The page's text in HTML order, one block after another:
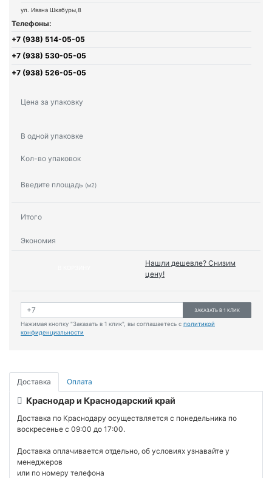
ул. Ивана Шкабуры,8
Телефоны:
+7 (938) 514-05-05
+7 (938) 530-05-05
+7 (938) 526-05-05
Цена за упаковку
В одной упаковке
Кол-во упаковок
Введите площадь (м2)
Итого
Экономия
Нашли дешевле? Снизим
цену!
ЗАКАЗАТЬ В 1 КЛИК
Нажимая кнопку "Заказать в 1 клик", вы соглашаетесь с политикой
конфиденциальности
Доставка Оплата
Краснодар и Краснодарский край
Доставка по Краснодару осуществляется с понедельника по
воскресенье с 09:00 до 17:00.
Доставка оплачивается отдельно, об условиях узнавайте у
менеджеров
или по номеру телефона